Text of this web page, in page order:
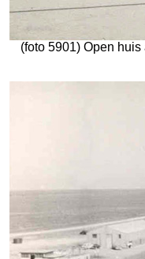
(foto 5901) Open